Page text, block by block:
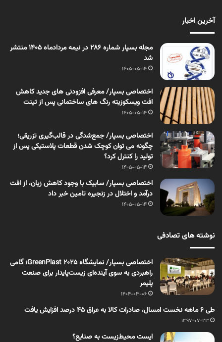
آخرین اخبار
مجله بسپار شماره 286 در نیمه مردادماه 1405 منتشر
شد
1405-05-14
اختصاصی بسپار/ معرفی افزودنی های جدید کاهش
افت ویسکوزیته رنگ های ساختمانی پس از تینت
1405-05-14
اختصاصی بسپار/ جمع‌شدگی در قالب‌گیری تزریقی؛
چگونه می توان کوچک شدن قطعات پلاستیکی پس از
تولید را کنترل کرد؟
1405-05-14
اختصاصی بسپار/ سابیک با وجود کاهش زیان، از افت
درآمد و اختلال در زنجیره تامین خبر داد
1405-05-14
نوشته های تصادفی
اختصاصی بسپار/ نمایشگاه GreenPlast 2025؛ گامی
راهبردی به سوی آینده‌ای زیست‌پایدار برای صنعت
پلیمر
1404-03-06
طی 6 ماهه نخست امسال، صادرات کالا به عراق 45 درصد افزایش یافت
1397-07-23
ایست محیط‌زیست به صنایع؟